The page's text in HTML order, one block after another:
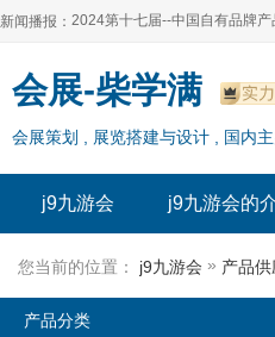
新闻播报：
2024上海自有品牌展--百货展|食
2024全球自有--品牌产品亚洲展
2024上海自有品牌展--2024上
2024第十七届--中国自有品牌
2024全球自有--品牌产品亚洲展
2024年上海--第17届自有品牌展
会展-柴学满
会展策划 , 展览搭建与设计 , 国内
j9九游会 j9九游会的
您当前的位置： j9九游会 » 产品供
产品分类